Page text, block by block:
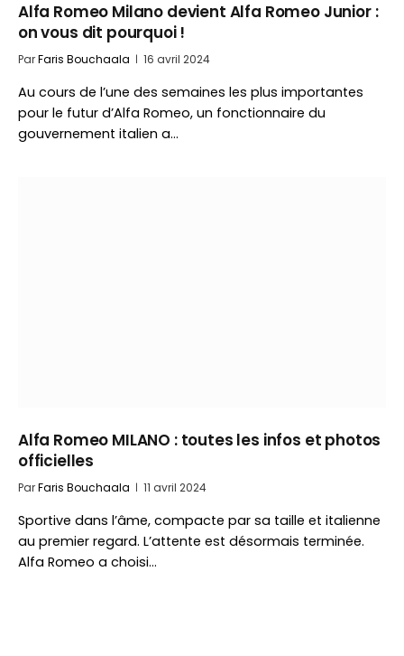
Alfa Romeo Milano devient Alfa Romeo Junior :
on vous dit pourquoi !
ParFaris Bouchaala 16 avril 2024
Au cours de l’une des semaines les plus importantes
pour le futur d’Alfa Romeo, un fonctionnaire du
gouvernement italien a…
Alfa Romeo MILANO : toutes les infos et photos
officielles
ParFaris Bouchaala 11 avril 2024
Sportive dans l’âme, compacte par sa taille et italienne
au premier regard. L’attente est désormais terminée.
Alfa Romeo a choisi…